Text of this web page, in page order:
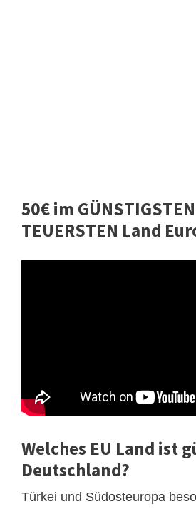
50€ im
TEUERSTEN Land
Welches EU Land ist
Deutschland?
Türkei und Südosteuropa